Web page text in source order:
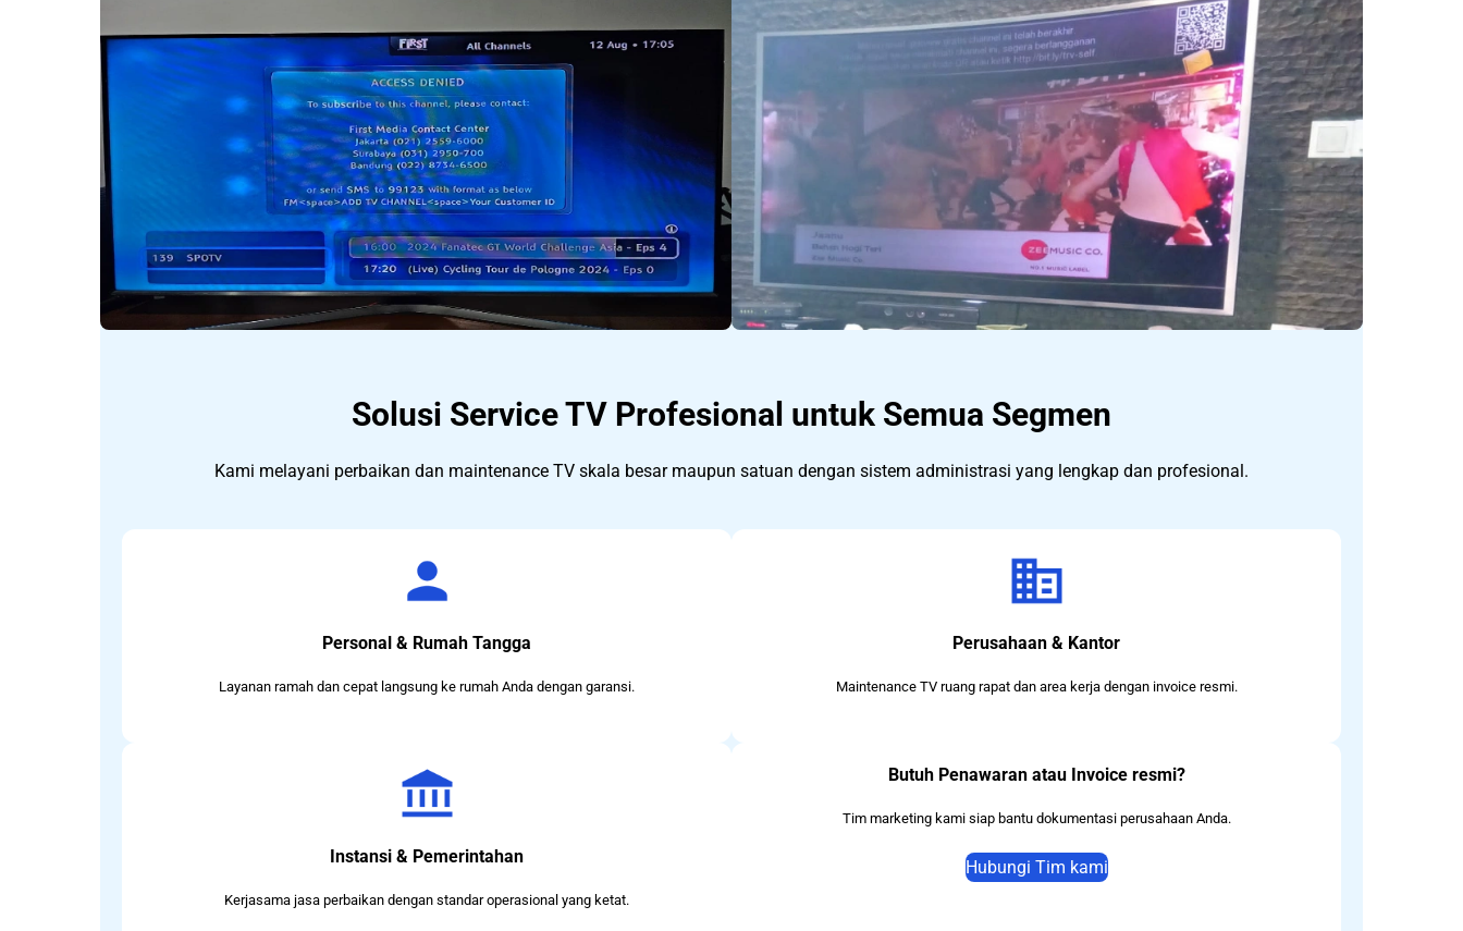
Solusi Service TV Profesional untuk Semua Segmen
Kami melayani perbaikan dan maintenance TV skala besar maupun satuan dengan sistem administrasi yang lengkap dan profesional.
Personal & Rumah Tangga
Layanan ramah dan cepat langsung ke rumah Anda dengan garansi.
Perusahaan & Kantor
Maintenance TV ruang rapat dan area kerja dengan invoice resmi.
Instansi & Pemerintahan
Kerjasama jasa perbaikan dengan standar operasional yang ketat.
Butuh Penawaran atau Invoice resmi?
Tim marketing kami siap bantu dokumentasi perusahaan Anda.
Hubungi Tim kami